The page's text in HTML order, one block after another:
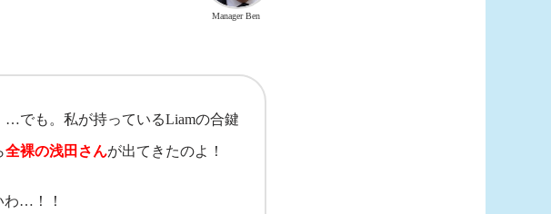
Manager Ben
…でも。私が持っているLiamの合鍵
全裸の浅田さんが出てきたのよ！
わ…！！